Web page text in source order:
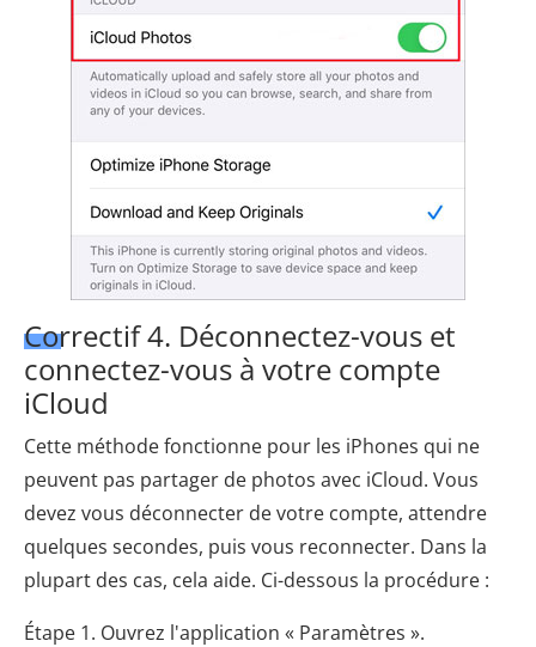
Correctif 4. Déconnectez-vous et
connectez-vous à votre compte
iCloud
Cette méthode fonctionne pour les iPhones qui ne
peuvent pas partager de photos avec iCloud. Vous
devez vous déconnecter de votre compte, attendre
quelques secondes, puis vous reconnecter. Dans la
plupart des cas, cela aide. Ci-dessous la procédure :
Étape 1. Ouvrez l'application « Paramètres ».